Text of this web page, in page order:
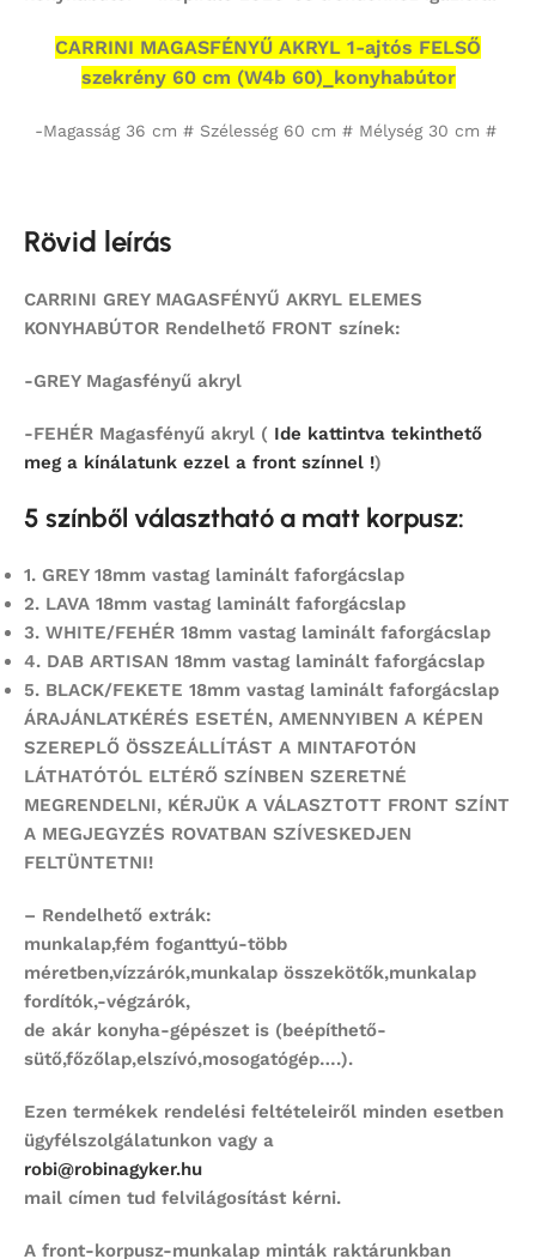
CARRINI MAGASFÉNYŰ AKRYL 1-ajtós FELSŐ
szekrény 60 cm (W4b 60)_konyhabútor
-Magasság 36 cm # Szélesség 60 cm # Mélység 30 cm #
Rövid leírás
CARRINI GREY MAGASFÉNYŰ AKRYL ELEMES
KONYHABÚTOR Rendelhető FRONT színek:
-GREY Magasfényű akryl
-FEHÉR Magasfényű akryl ( Ide kattintva tekinthető
meg a kínálatunk ezzel a front színnel !)
5 színből választható a matt korpusz:
1. GREY 18mm vastag laminált faforgácslap
2. LAVA 18mm vastag laminált faforgácslap
3. WHITE/FEHÉR 18mm vastag laminált faforgácslap
4. DAB ARTISAN 18mm vastag laminált faforgácslap
5. BLACK/FEKETE 18mm vastag laminált faforgácslap
ÁRAJÁNLATKÉRÉS ESETÉN, AMENNYIBEN A KÉPEN
SZEREPLŐ ÖSSZEÁLLÍTÁST A MINTAFOTÓN
LÁTHATÓTÓL ELTÉRŐ SZÍNBEN SZERETNÉ
MEGRENDELNI, KÉRJÜK A VÁLASZTOTT FRONT SZÍNT
A MEGJEGYZÉS ROVATBAN SZÍVESKEDJEN
FELTÜNTETNI!
– Rendelhető extrák:
munkalap,fém foganttyú-több
méretben,vízzárók,munkalap összekötők,munkalap
fordítók,-végzárók,
de akár konyha-gépészet is (beépíthető-
sütő,főzőlap,elszívó,mosogatógép….).
Ezen termékek rendelési feltételeiről minden esetben
ügyfélszolgálatunkon vagy a
robi@robinagyker.hu
mail címen tud felvilágosítást kérni.
A front-korpusz-munkalap minták raktárunkban